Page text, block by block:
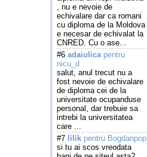
, nu e nevoie de
echivalare dar ca romani
cu diploma de la Moldova
e necesar de echivalat la
CNRED. Cu o ase...
#6 adaiulicapentru
nicu_d
salut, anul trecut nu a
fost nevoie de echivalare
de diploma cei de la
universitate ocupanduse
personal, dar trebuie sa
intrebi la universitatea
care ...
#7 lilik pentru Bogdanpop
si tu ai scos vreodata